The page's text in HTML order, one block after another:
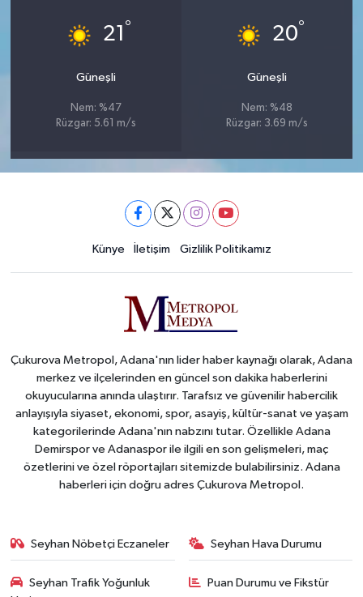
21 °
Güneşli
Nem: %47
Rüzgar: 5.61 m/s
20°
Güneşli
Nem: %48
Rüzgar: 3.69 m/s
Künye İletişim Gizlilik Politikamız
Çukurova Metropol, Adana'nın lider haber kaynağı olarak, Adana
merkez ve ilçelerinden en güncel son dakika haberlerini
okuyucularına anında ulaştırır. Tarafsız ve güvenilir habercilik
anlayışıyla siyaset, ekonomi, spor, asayiş, kültür-sanat ve yaşam
kategorilerinde Adana'nın nabzını tutar. Özellikle Adana
Demirspor ve Adanaspor ile ilgili en son gelişmeleri, maç
özetlerini ve özel röportajları sitemizde bulabilirsiniz. Adana
haberleri için doğru adres Çukurova Metropol.
Seyhan Nöbetçi Eczaneler Seyhan Hava Durumu
Seyhan Trafik Yoğunluk
Puan Durumu ve Fikstür